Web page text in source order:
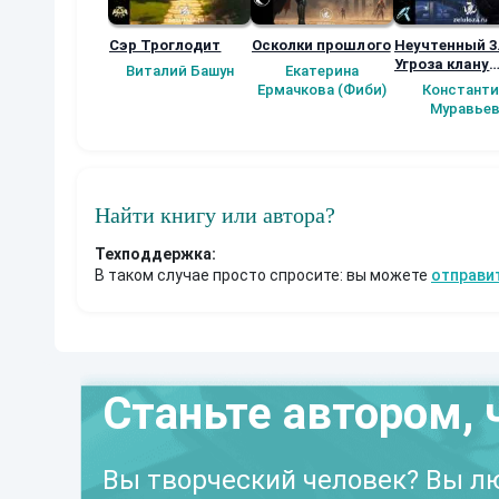
Сэр Троглодит
Виталий Башун
Осколки прошлого
Екатерина
Ермачкова (Фиби)
Неучтенный 3.
Угроза клану
продолжение)
Муравьев
Найти книгу или автора?
Техподдержка:
В таком случае просто спросите: вы можете
Станьте автором,
Вы творческий человек? Вы